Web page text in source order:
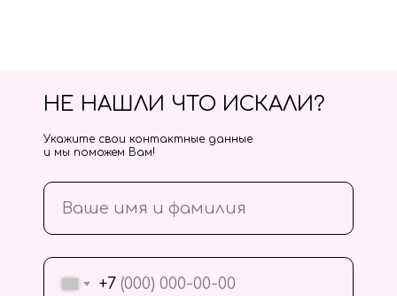
+7
НЕ НАШЛИ ЧТО ИСКАЛИ?
Укажите свои контактные данные
и мы поможем Вам!